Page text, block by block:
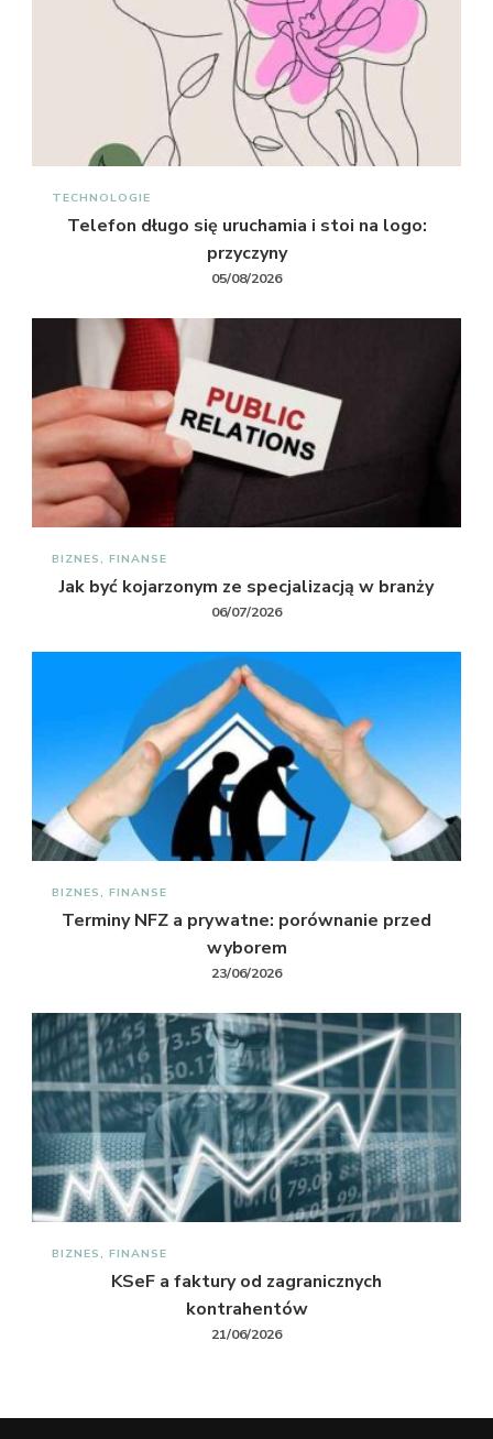
TECHNOLOGIE
Telefon długo się uruchamia i stoi na logo:
przyczyny
05/08/2026
BIZNES, FINANSE
Jak być kojarzonym ze specjalizacją w branży
06/07/2026
BIZNES, FINANSE
Terminy NFZ a prywatne: porównanie przed
wyborem
23/06/2026
BIZNES, FINANSE
KSeF a faktury od zagranicznych
kontrahentów
21/06/2026